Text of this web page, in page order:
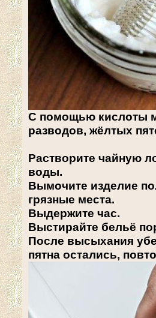
С помощью кислоты
разводов, жёлтых
Растворите чайную
воды.
Вымочите изделие
грязные места.
Выдержите час.
Выстирайте бельё
После высыхания
пятна остались,